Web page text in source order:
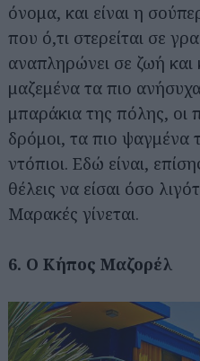
όνομα, και είναι η
που ό,τι στερείται σε
αναπληρώνει σε ζωή και
μαζεμένα τα πιο
μπαράκια της πόλης, οι
δρόμοι, τα πιο ψαγμένα
ντόπιοι. Εδώ είναι,
θέλεις να είσαι όσο
Μαρακές γίνεται.
6. Ο Κήπος Μαζορέλ